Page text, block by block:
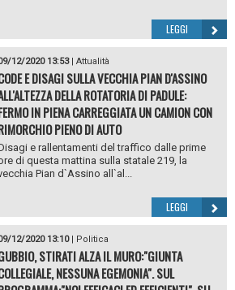
LEGGI
12/2020 13:53| Attualità
E DISAGI SULLA VECCHIA PIAN D'ASSINO
DELLA ROTATORIA DI PADULE:
IN PIENA CARREGGIATA UN CAMION CON
PIENO DI AUTO
e rallentamenti del traffico dalle prime
di questa mattina sulla statale 219, la
Pian d`Assino all`al...
LEGGI
12/2020 13:10| Politica
STIRATI ALZA IL MURO:"GIUNTA
NESSUNA EGEMONIA". SUL